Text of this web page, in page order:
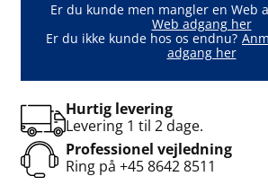
Er du kunde men mangler en Web
Web adgang her
Er du ikke kunde hos os endnu?
adgang her
Hurtig levering
Levering 1 til 2 dage.
Professionel vejledning
Ring på +45 8642 8511